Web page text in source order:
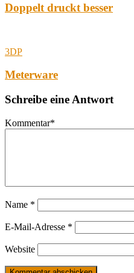
Doppelt druckt besser
3DP
Meterware
Schreibe eine Antwort
Kommentar*
Name *
E-Mail-Adresse *
Website